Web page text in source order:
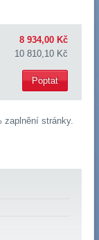
8 934,00 Kč
10 810,10 Kč
Poptat
stránky.